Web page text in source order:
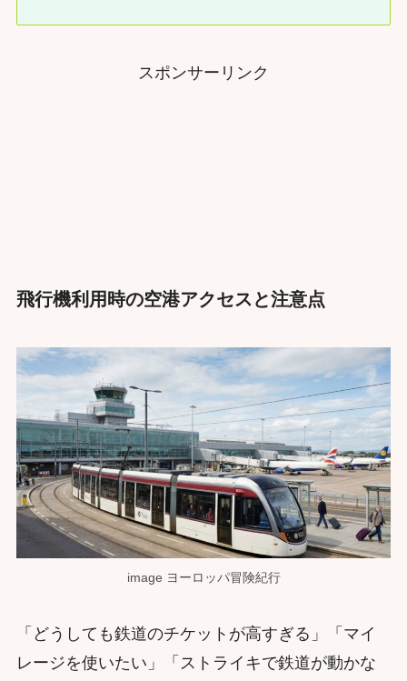
スポンサーリンク
飛行機利用時の空港アクセスと注意点
image ヨーロッパ冒険紀行
「どうしても鉄道のチケットが高すぎる」「マイ
レージを使いたい」「ストライキで鉄道が動かな